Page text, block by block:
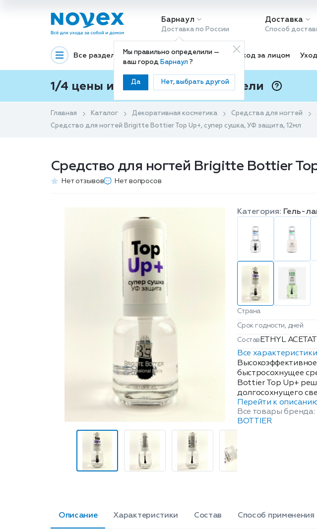
Барнаул
Доставка по России
Мы правильно определили —
ваш город Барнаул?
Да Нет, выбрать другой
Доставка
Способ
Все разделы Декоративная косметика Уход за лицом
1/4 цены и покупки ваши с Подели
Главная Каталог Декоративная косметика Средства для ногтей
Средство для ногтей Brigitte Bottier Top Up+, супер сушка, УФ защита, 12мл
Средство для ногтей Brigitte Bottier
Нет отзывов Нет вопросов
Категория: Гель-
Страна
Срок годности, дней
Состав ETHYL
ACETATE,
BUTYRATE,
ALCOHOL,
CITRATE,
ACID/
GLYCOL/
ANHYDRIDE
Все характеристики
Высокоэффективное
быстросохнущее
Bottier Top Up+
долгосохнущего
Состав
формирует на
тонкий силиконовый
полос. Подходит
Перейти к
Все товары бренда:
BOTTIER
Описание Характеристики Состав Способ применения